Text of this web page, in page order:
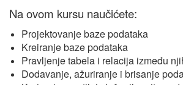
Na ovom kursu naučićete:
Projektovanje baze podataka
Kreiranje baze podataka
Pravljenje tabela i relacija između
Dodavanje, ažuriranje i brisanje